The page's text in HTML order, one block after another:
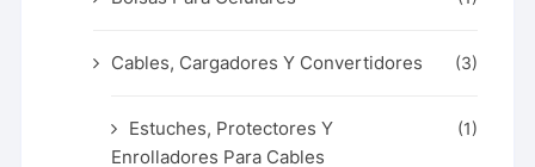
Cables, Cargadores Y Convertidores (3)
Estuches, Protectores Y
Enrolladores Para Cables
(1)